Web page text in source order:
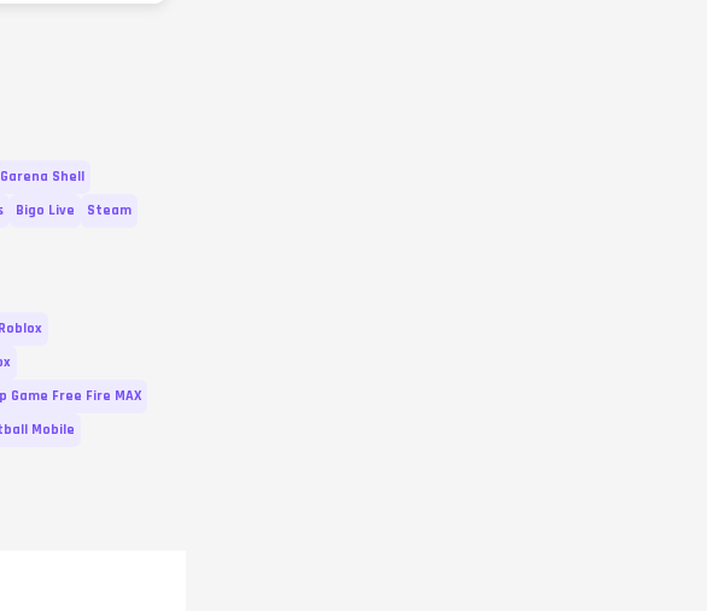
Garena Shell
Bigo Live
Steam
Game Free Fire MAX
Mobile